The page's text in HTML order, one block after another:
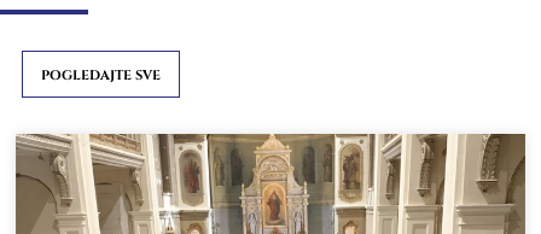
POGLEDAJTE SVE